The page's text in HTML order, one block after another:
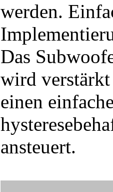
werden.
Das
wird
einen
ansteuert.